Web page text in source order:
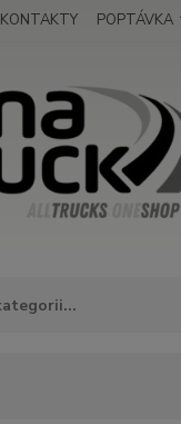
KONTAKTY POPTÁVKA